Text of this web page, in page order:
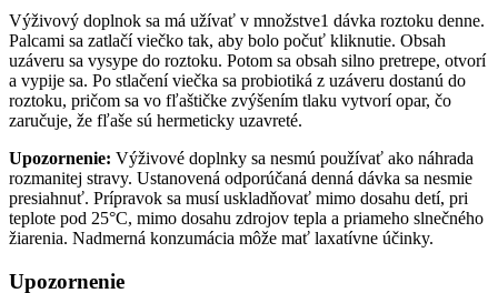
Výživový doplnok sa má užívať v množstve1 dávka roztoku denne.
Palcami sa zatlačí viečko tak, aby bolo počuť kliknutie. Obsah
uzáveru sa vysype do roztoku. Potom sa obsah silno pretrepe, otvorí
a vypije sa. Po stlačení viečka sa probiotiká z uzáveru dostanú do
roztoku, pričom sa vo fľaštičke zvýšením tlaku vytvorí opar, čo
zaručuje, že fľaše sú hermeticky uzavreté.
Upozornenie: Výživové doplnky sa nesmú používať ako náhrada
rozmanitej stravy. Ustanovená odporúčaná denná dávka sa nesmie
presiahnuť. Prípravok sa musí uskladňovať mimo dosahu detí, pri
teplote pod 25°C, mimo dosahu zdrojov tepla a priameho slnečného
žiarenia. Nadmerná konzumácia môže mať laxatívne účinky.
Upozornenie